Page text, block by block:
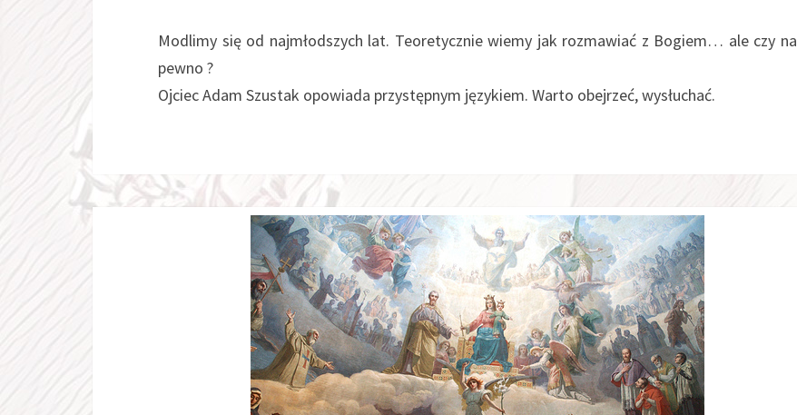
BYĆ
–
Modlimy się od najmłodszych lat. Teoretycznie wiemy jak rozmawiać z Bogiem… ale czy na
pewno ?
Ojciec Adam Szustak opowiada przystępnym językiem. Warto obejrzeć, wysłuchać.